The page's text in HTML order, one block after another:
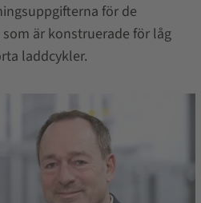
för de
är konstruerade för låg
laddcykler.